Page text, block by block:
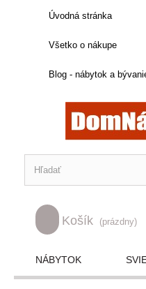
Úvodná stránka
Všetko o nákupe
Blog - nábytok a
Košík (prázdny)
NÁBYTOK